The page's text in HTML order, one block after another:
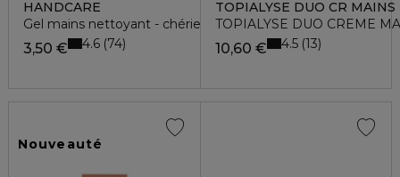
HANDCARE
Gel mains nettoyant - chérie cherry
3,50 € 4.6 74
TOPIALYSE DUO CR MAINS
TOPIALYSE DUO CREME
10,60 € 4.5 13
Nouveauté